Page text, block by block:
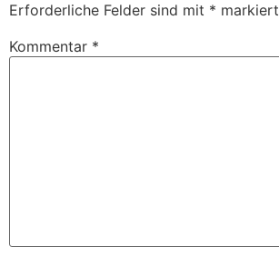
Erforderliche Felder sind mit * markiert
Kommentar *